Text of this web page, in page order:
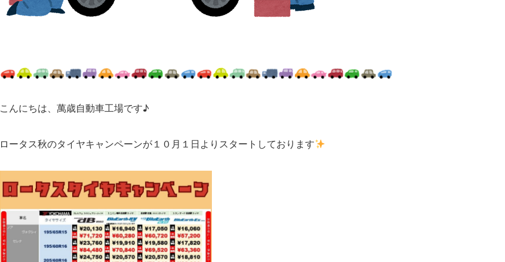
こんにちは、萬歳自動車工場です♪
ロータス秋のタイヤキャンペーンが１０月１日よりスタートしております